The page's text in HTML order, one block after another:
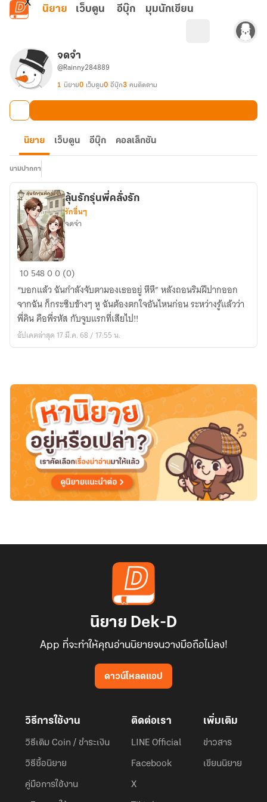
ข้ามไปยังเนื้อหาหลัก
นิยาย เว็บตูน อีบุ๊ก มุมนักเขียน
จดจำ
@Rainny284889
1 นิยาย0 เว็บตูน0 อีบุ๊ก3 คนติดตาม
นิยาย เว็บตูน อีบุ๊ก คอลเล็กชัน
นามปากกา
ลุ้น
รุ่น
พี่
คลั่ง
รัก
ลุ้นรักรุ่นพี่คลั่งรัก
รักอื่นๆ
จดจำ
1054800 (0)
“บอกแล้ว ฉันกำลังจับตามองเธออยู่ หึหึ” หลังถอนริมฝีปากออก
จากฉัน ก็กระซิบข้างๆ หู ฉันต้องตกใจอันไหนก่อน ระหว่างรู้แล้วว่า
พี่คิน คือพี่รหัส กับจูบแรกที่เสียไป!!
อัปเดตล่าสุด 17 มี.ค. 68 / 17:55 น.
นิยาย Dek-D
App ที่จะทำให้คุณอ่านนิยายจนวางมือถือไม่ลง!
ดาวน์โหลดแอป
วิธีการใช้งาน
วิธีเติม Coin / ชำระเงิน
วิธีซื้อนิยาย
คู่มือการใช้งาน
ติดต่อเรา
LINE Official
Facebook
X
เพิ่มเติม
ข่าวสาร
เขียนนิยาย